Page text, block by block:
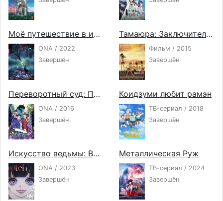
Моё путешествие в иной мир
ONA / 2022
Завершён
Тамаюра: Заключительная глава — Звуки
Фильм / 2015
Завершён
Переворотный суд: Пролог
ONA / 2016
Завершён
Коидзуми любит рамэн
ТВ-сериал / 2018
Завершён
Искусство ведьмы: Воспоминания Руру
ONA / 2023
Завершён
Металлическая Руж
ТВ-сериал / 2024
Завершён